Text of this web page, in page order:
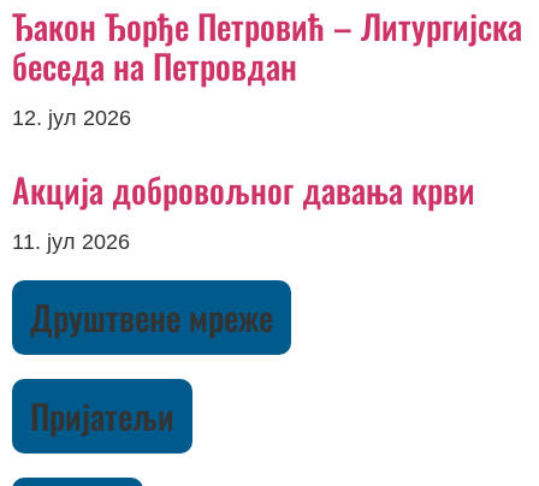
Ђакон Ђорђе Петровић – Литургијска
беседа на Петровдан
12. јул 2026
Акција добровољног давања крви
11. јул 2026
Друштвене мреже
Пријатељи